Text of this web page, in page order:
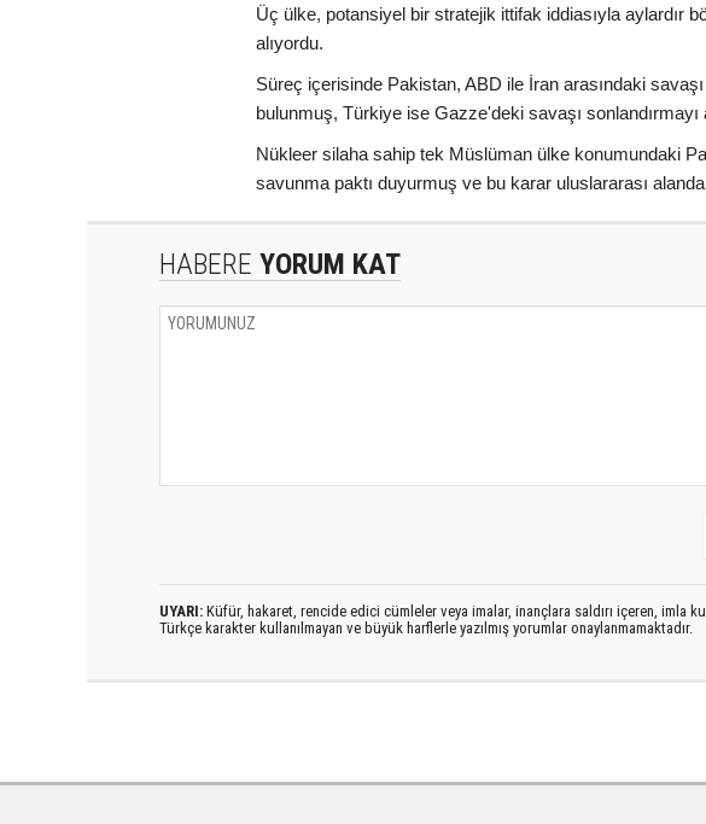
Üç ülke, potansiyel bir stratejik ittifak iddiasıyla aylardır
alıyordu.
Süreç içerisinde Pakistan, ABD ile İran arasındaki
bulunmuş, Türkiye ise Gazze'deki savaşı
Nükleer silaha sahip tek Müslüman ülke konumundaki
savunma paktı duyurmuş ve bu karar uluslararası alanda
HABERE YORUM KAT
UYARI: Küfür, hakaret, rencide edici cümleler veya imalar, inançlara saldırı içeren, imla
Türkçe karakter kullanılmayan ve büyük harflerle yazılmış yorumlar onaylanmamaktadır.